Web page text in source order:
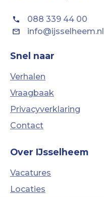
088 339 44 00
info@ijsselheem.nl
Snel naar
Verhalen
Vraagbaak
Privacyverklaring
Contact
Over IJsselheem
Vacatures
Locaties